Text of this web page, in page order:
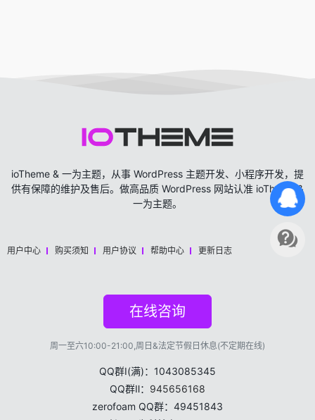
ioTheme & 一为主题，从事 WordPress 主题开发、小程序开发，提
供有保障的维护及售后。做高品质 WordPress 网站认准 ioTheme &
一为主题。
用户中心 购买须知 用户协议 帮助中心 更新日志
在线咨询
周一至六10:00-21:00,周日&法定节假日休息(不定期在线)
QQ群Ⅰ(满)：1043085345
QQ群Ⅱ： 945656168
zerofoam QQ群：49451843